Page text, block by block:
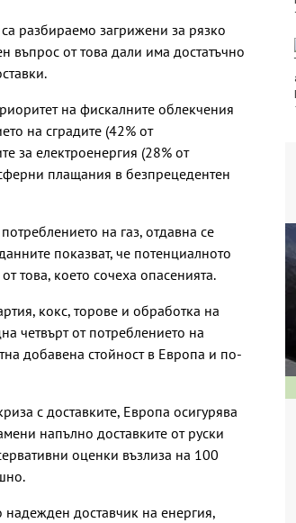
разбираемо загрижени за рязко
въпрос от това дали има достатъчно
на фискалните облекчения
на сградите (42% от
за електроенергия (28% от
плащания в безпрецедентен
на газ, отдавна се
показват, че потенциалното
това, което сочеха опасенията.
кокс, торове и обработка на
четвърт от потреблението на
добавена стойност в Европа и по-
с доставките, Европа осигурява
напълно доставките от руски
оценки възлиза на 100
надежден доставчик на енергия,
времето в неделя?